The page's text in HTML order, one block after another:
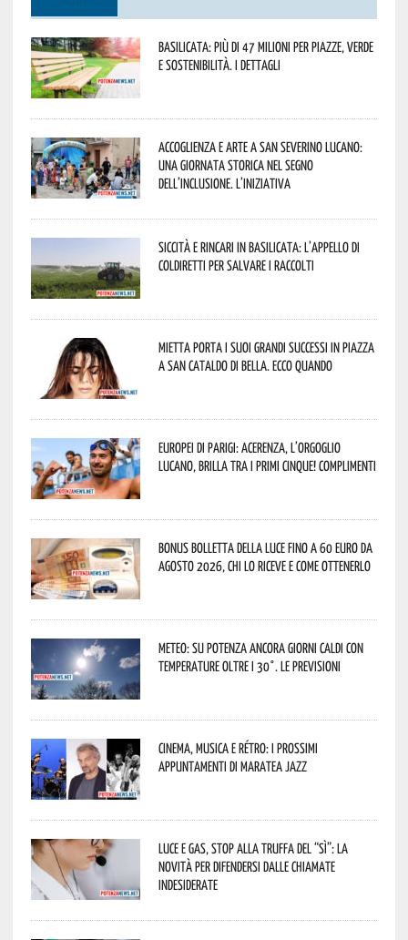
Basilicata: più di 47 milioni per piazze, verde
e sostenibilità. I dettagli
Accoglienza e arte a San Severino Lucano:
una giornata storica nel segno
dell’inclusione. L’iniziativa
Siccità e rincari in Basilicata: l’appello di
Coldiretti per salvare i raccolti
Mietta porta i suoi grandi successi in piazza
a San Cataldo di Bella. Ecco quando
Europei di Parigi: Acerenza, l’orgoglio
lucano, brilla tra i primi cinque! Complimenti
Bonus bolletta della luce fino a 60 euro da
agosto 2026, chi lo riceve e come ottenerlo
Meteo: su Potenza ancora giorni caldi con
temperature oltre i 30°. Le previsioni
Cinema, musica e rétro: i prossimi
appuntamenti di Maratea Jazz
Luce e gas, stop alla truffa del “Sì”: la
novità per difendersi dalle chiamate
indesiderate